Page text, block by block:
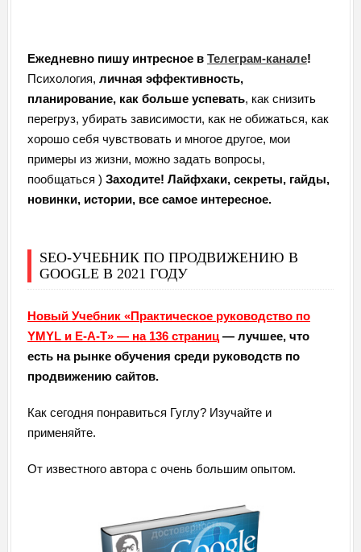
Ежедневно пишу интресное в Телеграм-канале!
Психология, личная эффективность,
планирование, как больше успевать, как снизить
перегруз, убирать зависимости, как не обижаться, как
хорошо себя чувствовать и многое другое, мои
примеры из жизни, можно задать вопросы,
пообщаться ) Заходите! Лайфхаки, секреты, гайды,
новинки, истории, все самое интересное.
SEO-УЧЕБНИК ПО ПРОДВИЖЕНИЮ В
GOOGLE В 2021 ГОДУ
Новый Учебник «Практическое руководство по
YMYL и E-A-T» — на 136 страниц— лучшее, что
есть на рынке обучения среди руководств по
продвижению сайтов.
Как сегодня понравиться Гуглу? Изучайте и
применяйте.
От известного автора с очень большим опытом.